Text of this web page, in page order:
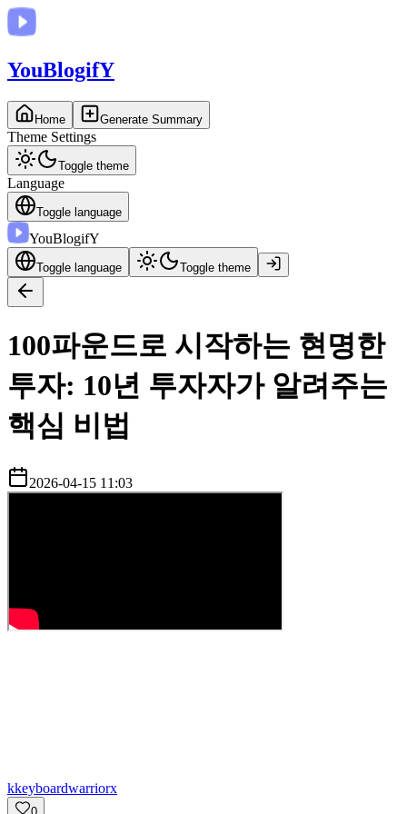
YouBlogifY
Home Generate Summary
Theme Settings
Toggle theme
Language
Toggle language
YouBlogifY
Toggle language Toggle theme
100파운드로 시작하는 현명한
투자: 10년 투자자가 알려주는
핵심 비법
2026-04-15 11:03
kkeyboardwarriorx